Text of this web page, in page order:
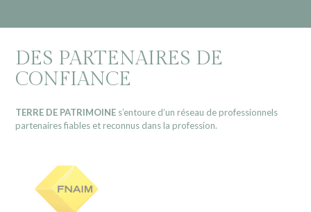
DES PARTENAIRES DE
CONFIANCE
TERRE DE PATRIMOINE s’entoure d’un réseau de professionnels
partenaires fiables et reconnus dans la profession.